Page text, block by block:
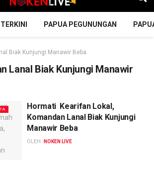
PAPUA PEGUNUNGAN
Biak Kunjungi Manawir Beba
Lanal Biak Kunjungi Manawir
Hormati Kearifan Lokal,
Komandan Lanal Biak Kunjungi
Manawir Beba
OLEH : NOKEN LIVE